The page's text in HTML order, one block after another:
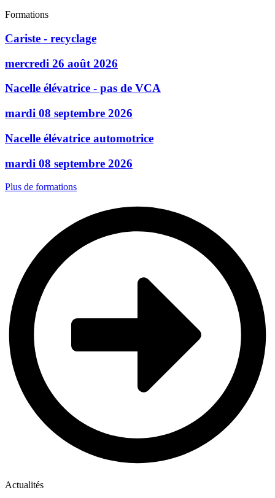
Formations
Cariste - recyclage
mercredi 26 août 2026
Nacelle élévatrice - pas de VCA
mardi 08 septembre 2026
Nacelle élévatrice automotrice
mardi 08 septembre 2026
Plus de formations
Actualités